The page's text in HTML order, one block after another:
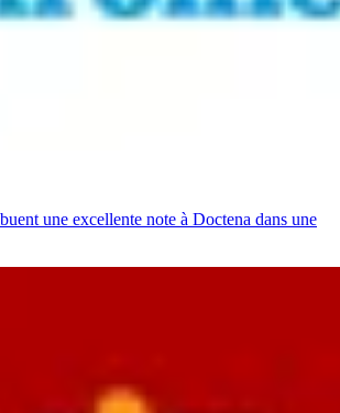
une excellente note à Doctena dans une